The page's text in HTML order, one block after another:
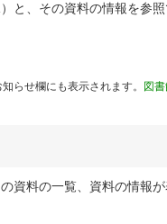
と、その資料の情報を参照
らせ欄にも表示されます。 図
資料の一覧、資料の情報